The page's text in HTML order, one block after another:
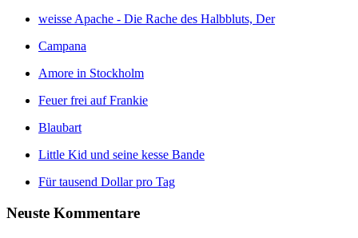
weisse Apache - Die Rache des Halbbluts, Der
Campana
Amore in Stockholm
Feuer frei auf Frankie
Blaubart
Little Kid und seine kesse Bande
Für tausend Dollar pro Tag
Neuste Kommentare